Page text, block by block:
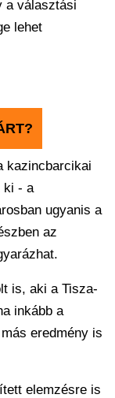
a választási
lehet
kazincbarcikai
ki - a
ugyanis a
az
is, aki a Tisza-
inkább a
eredmény is
elemzésre is